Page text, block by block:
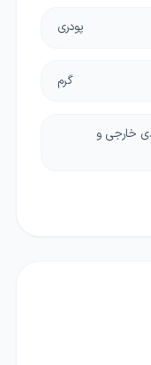
پودری
گرم
خارجی و